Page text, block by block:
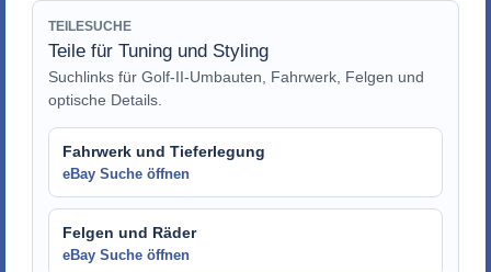
TEILESUCHE
Teile für Tuning und Styling
Suchlinks für Golf-II-Umbauten, Fahrwerk, Felgen und
optische Details.
Fahrwerk und Tieferlegung
eBay Suche öffnen
Felgen und Räder
eBay Suche öffnen